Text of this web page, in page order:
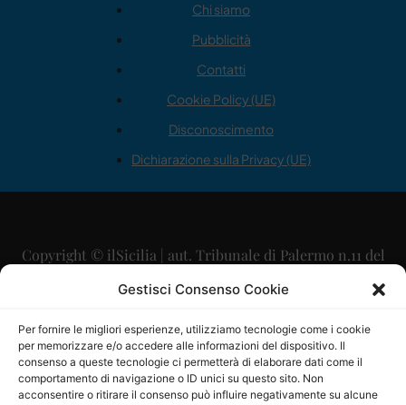
Gestisci Consenso Cookie
Per fornire le migliori esperienze, utilizziamo tecnologie come i cookie
per memorizzare e/o accedere alle informazioni del dispositivo. Il
consenso a queste tecnologie ci permetterà di elaborare dati come il
comportamento di navigazione o ID unici su questo sito. Non
acconsentire o ritirare il consenso può influire negativamente su alcune
Chi siamo
Pubblicità
Contatti
Cookie Policy (UE)
Disconoscimento
Dichiarazione sulla Privacy (UE)
Copyright © ilSicilia | aut. Tribunale di Palermo n.11 del
29/09/2015
Direttore Editoriale: Maurizio Scaglione
Direttore Responsabile: Maria Calabrese